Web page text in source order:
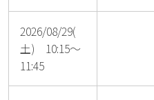
2026/08/29(
土) 10:15～
11:45